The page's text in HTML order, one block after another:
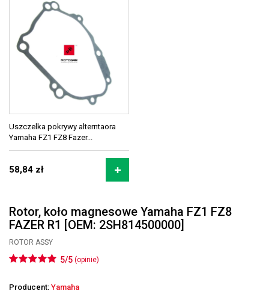
Uszczelka pokrywy alterntaora
Yamaha FZ1 FZ8 Fazer...
58,84 zł
Rotor, koło magnesowe Yamaha FZ1 FZ8
FAZER R1 [OEM: 2SH814500000]
ROTOR ASSY
5/5 (opinie)
Producent: Yamaha